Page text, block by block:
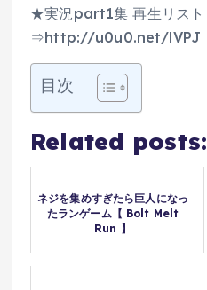
★実況part1集 再生リスト
⇒http://u0u0.net/lVPJ
目次
Related posts:
ネジを集めすぎたら巨人になっ
たランゲーム【 Bolt Melt
Run 】